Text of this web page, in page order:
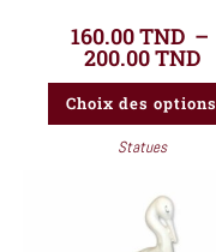
160.00TND –
200.00TND
Choix des options
Statues